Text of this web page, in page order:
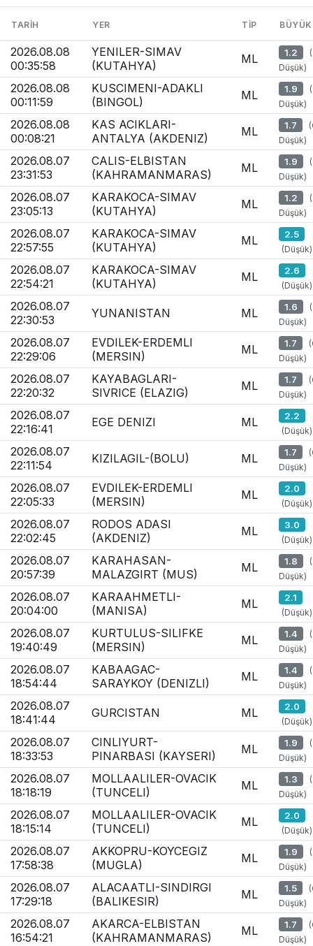
TARIH YER TIP
2026.08.08
00:35:58
YENILER-SIMAV
(KUTAHYA)
ML 1.2
Düşük)
2026.08.08
00:11:59
KUSCIMENI-ADAKLI
(BINGOL)
ML 1.9
Düşük)
2026.08.08
00:08:21
KAS ACIKLARI-
ANTALYA (AKDENIZ)
ML 1.7
Düşük)
2026.08.07
23:31:53
CALIS-ELBISTAN
(KAHRAMANMARAS)
ML 1.9
Düşük)
2026.08.07
23:05:13
KARAKOCA-SIMAV
(KUTAHYA)
ML 1.2
Düşük)
2026.08.07
22:57:55
KARAKOCA-SIMAV
(KUTAHYA)
ML 2.5
(Düşük)
2026.08.07
22:54:21
KARAKOCA-SIMAV
(KUTAHYA)
ML 2.6
(Düşük)
2026.08.07
22:30:53
YUNANISTAN ML 1.6
Düşük)
2026.08.07
22:29:06
EVDILEK-ERDEMLI
(MERSIN)
ML 1.7
Düşük)
2026.08.07
22:20:32
KAYABAGLARI-
SIVRICE (ELAZIG)
ML 1.7
Düşük)
2026.08.07
22:16:41
EGE DENIZI ML 2.2
(Düşük)
2026.08.07
22:11:54
KIZILAGIL-(BOLU) ML 1.7
Düşük)
2026.08.07
22:05:33
EVDILEK-ERDEMLI
(MERSIN)
ML 2.0
(Düşük)
2026.08.07
22:02:45
RODOS ADASI
(AKDENIZ)
ML 3.0
(Düşük)
2026.08.07
20:57:39
KARAHASAN-
MALAZGIRT (MUS)
ML 1.8
Düşük)
2026.08.07
20:04:00
KARAAHMETLI-
(MANISA)
ML 2.1
(Düşük)
2026.08.07
19:40:49
KURTULUS-SILIFKE
(MERSIN)
ML 1.4
Düşük)
2026.08.07
18:54:44
KABAAGAC-
SARAYKOY (DENIZLI)
ML 1.4
Düşük)
2026.08.07
18:41:44
GURCISTAN ML 2.0
(Düşük)
2026.08.07
18:33:53
CINLIYURT-
PINARBASI (KAYSERI)
ML 1.9
Düşük)
2026.08.07
18:18:19
MOLLAALILER-OVACIK
(TUNCELI)
ML 1.3
Düşük)
2026.08.07
18:15:14
MOLLAALILER-OVACIK
(TUNCELI)
ML 2.0
(Düşük)
2026.08.07
17:58:38
AKKOPRU-KOYCEGIZ
(MUGLA)
ML 1.9
Düşük)
2026.08.07
17:29:18
ALACAATLI-SINDIRGI
(BALIKESIR)
ML 1.5
Düşük)
2026.08.07
16:54:21
AKARCA-ELBISTAN
(KAHRAMANMARAS)
ML 1.7
Düşük)